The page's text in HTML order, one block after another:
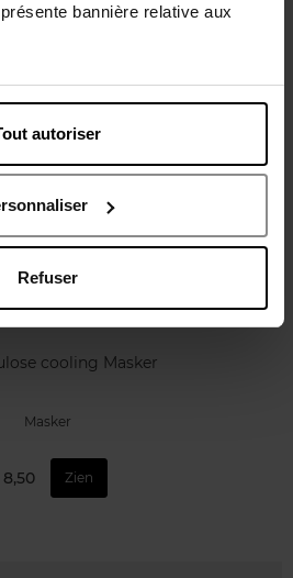
bannière relative aux
autoriser
Refuser
vergeten ?
cooling Masker
Masker
Zien